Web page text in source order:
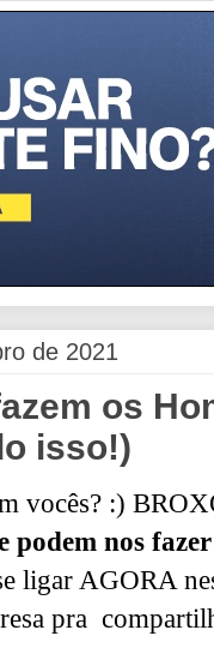
de 2021
os
isso!)
vocês? :)
podem nos
ligar AGORA
pra